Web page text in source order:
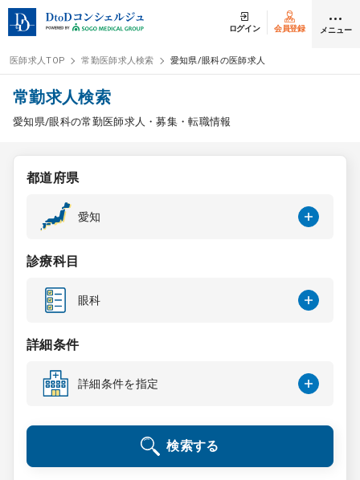
ログイン 会員登録 メニュー
ログイン
医師求人
常勤検索
スポット検索
DtoDの転職・
コンサルタント
成功事例
転職ノウハウ
医師求人TOP 常勤医師求人検索 愛知県/眼科の医師求人
常勤求人検索
愛知県/眼科の常勤医師求人・募集・転職情報
都道府県
愛知
診療科目
眼科
詳細条件
詳細条件を指定
検索する